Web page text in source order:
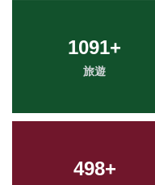
1091+
旅遊
498+